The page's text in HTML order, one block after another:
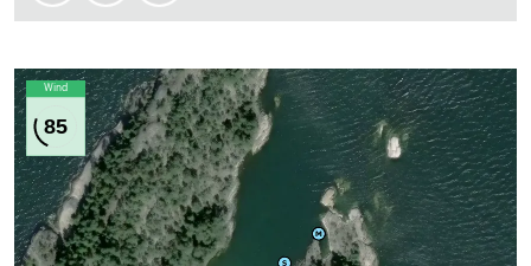
Wind
85